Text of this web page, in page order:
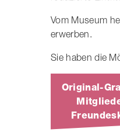
Vom Museum
erwerben.
Sie haben die
Original-